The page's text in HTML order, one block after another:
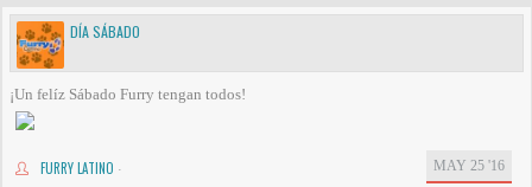
DÍA SÁBADO
¡Un felíz Sábado Furry tengan todos!
FURRY LATINO MAY 25 '16
·